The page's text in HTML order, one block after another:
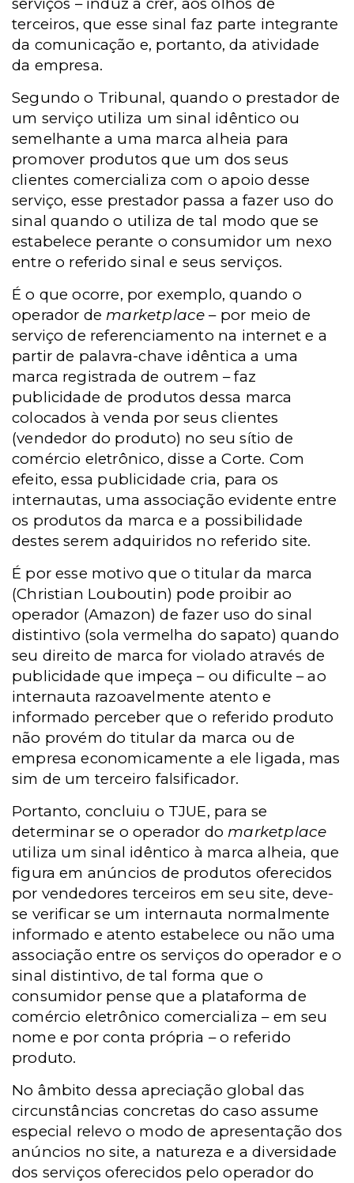
terceiros, que esse sinal faz parte integrante
da comunicação e, portanto, da atividade
da empresa.
Segundo o Tribunal, quando o prestador de
um serviço utiliza um sinal idêntico ou
semelhante a uma marca alheia para
promover produtos que um dos seus
clientes comercializa com o apoio desse
serviço, esse prestador passa a fazer uso do
sinal quando o utiliza de tal modo que se
estabelece perante o consumidor um nexo
entre o referido sinal e seus serviços.
É o que ocorre, por exemplo, quando o
operador de marketplace – por meio de
serviço de referenciamento na internet e a
partir de palavra-chave idêntica a uma
marca registrada de outrem – faz
publicidade de produtos dessa marca
colocados à venda por seus clientes
(vendedor do produto) no seu sítio de
comércio eletrônico, disse a Corte. Com
efeito, essa publicidade cria, para os
internautas, uma associação evidente entre
os produtos da marca e a possibilidade
destes serem adquiridos no referido site.
É por esse motivo que o titular da marca
(Christian Louboutin) pode proibir ao
operador (Amazon) de fazer uso do sinal
distintivo (sola vermelha do sapato) quando
seu direito de marca for violado através de
publicidade que impeça – ou dificulte – ao
internauta razoavelmente atento e
informado perceber que o referido produto
não provém do titular da marca ou de
empresa economicamente a ele ligada, mas
sim de um terceiro falsificador.
Portanto, concluiu o TJUE, para se
determinar se o operador do marketplace
utiliza um sinal idêntico à marca alheia, que
figura em anúncios de produtos oferecidos
por vendedores terceiros em seu site, deve-
se verificar se um internauta normalmente
informado e atento estabelece ou não uma
associação entre os serviços do operador e o
sinal distintivo, de tal forma que o
consumidor pense que a plataforma de
comércio eletrônico comercializa – em seu
nome e por conta própria – o referido
produto.
No âmbito dessa apreciação global das
circunstâncias concretas do caso assume
especial relevo o modo de apresentação dos
anúncios no site, a natureza e a diversidade
dos serviços oferecidos pelo operador do